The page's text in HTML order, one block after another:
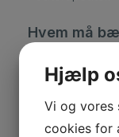
Hvem må
Uddannede
emblemet
fodterapeut”
tegn på, at de
Hjælp
Vi og vores
cookies for